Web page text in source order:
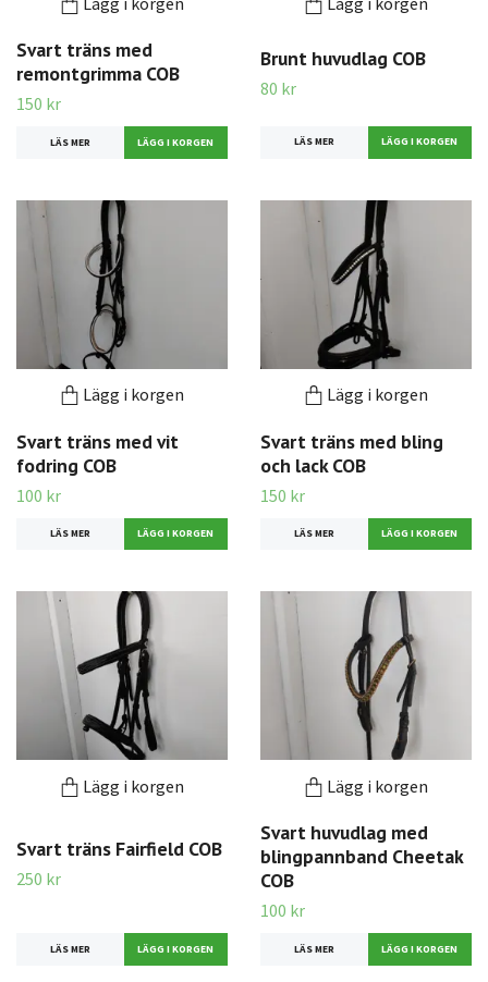
Svart träns med
remontgrimma COB
150 kr
LÄS MER
Brunt huvudlag COB
80 kr
LÄS MER
Lägg i korgen
Svart träns med vit
fodring COB
100 kr
LÄS MER
Lägg i korgen
Svart träns med bling
och lack COB
150 kr
LÄS MER
Lägg i korgen
Svart träns Fairfield COB
250 kr
LÄS MER
Lägg i korgen
Svart huvudlag med
blingpannband Cheetak
COB
100 kr
LÄS MER